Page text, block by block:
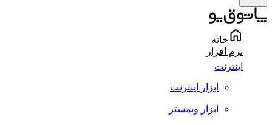
خانه
نرم افزار
اینترنت
ابزار اینترنت
ابزار وبمستر